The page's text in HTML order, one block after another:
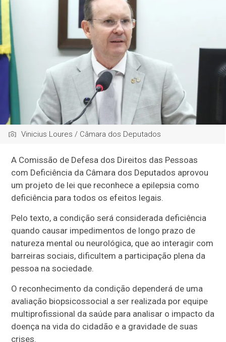
Vinicius Loures / Câmara dos Deputados
A Comissão de Defesa dos Direitos das Pessoas
com Deficiência da Câmara dos Deputados aprovou
um projeto de lei que reconhece a epilepsia como
deficiência para todos os efeitos legais.
Pelo texto, a condição será considerada deficiência
quando causar impedimentos de longo prazo de
natureza mental ou neurológica, que ao interagir com
barreiras sociais, dificultem a participação plena da
pessoa na sociedade.
O reconhecimento da condição dependerá de uma
avaliação biopsicossocial a ser realizada por equipe
multiprofissional da saúde para analisar o impacto da
doença na vida do cidadão e a gravidade de suas
crises.